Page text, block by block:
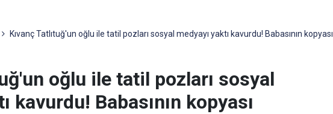
Kıvanç Tatlıtuğ'un oğlu ile tatil pozları sosyal medyayı yaktı kavurdu! Babasının kopyası
oğlu ile tatil pozları sosyal
kavurdu! Babasının kopyası